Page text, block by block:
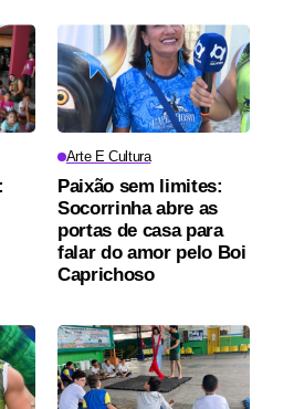
Arte E Cultura
Paixão sem limites:
Socorrinha abre as
portas de casa para
falar do amor pelo Boi
Caprichoso